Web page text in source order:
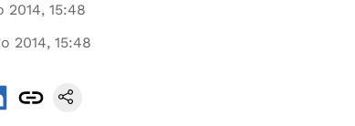
2014, 15:48
2014, 15:48